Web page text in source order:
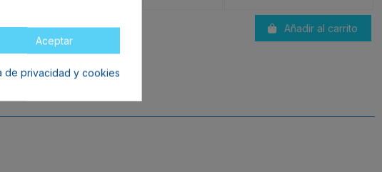
Añadir al carrito
Aceptar
de privacidad y cookies